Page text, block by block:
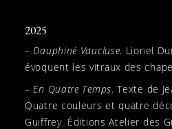
2025
–Dauphiné Vaucluse. Lionel
évoquent les vitraux des
–En Quatre Temps. Texte de
Quatre couleurs et quatre
Guiffrey. Éditions Atelier des